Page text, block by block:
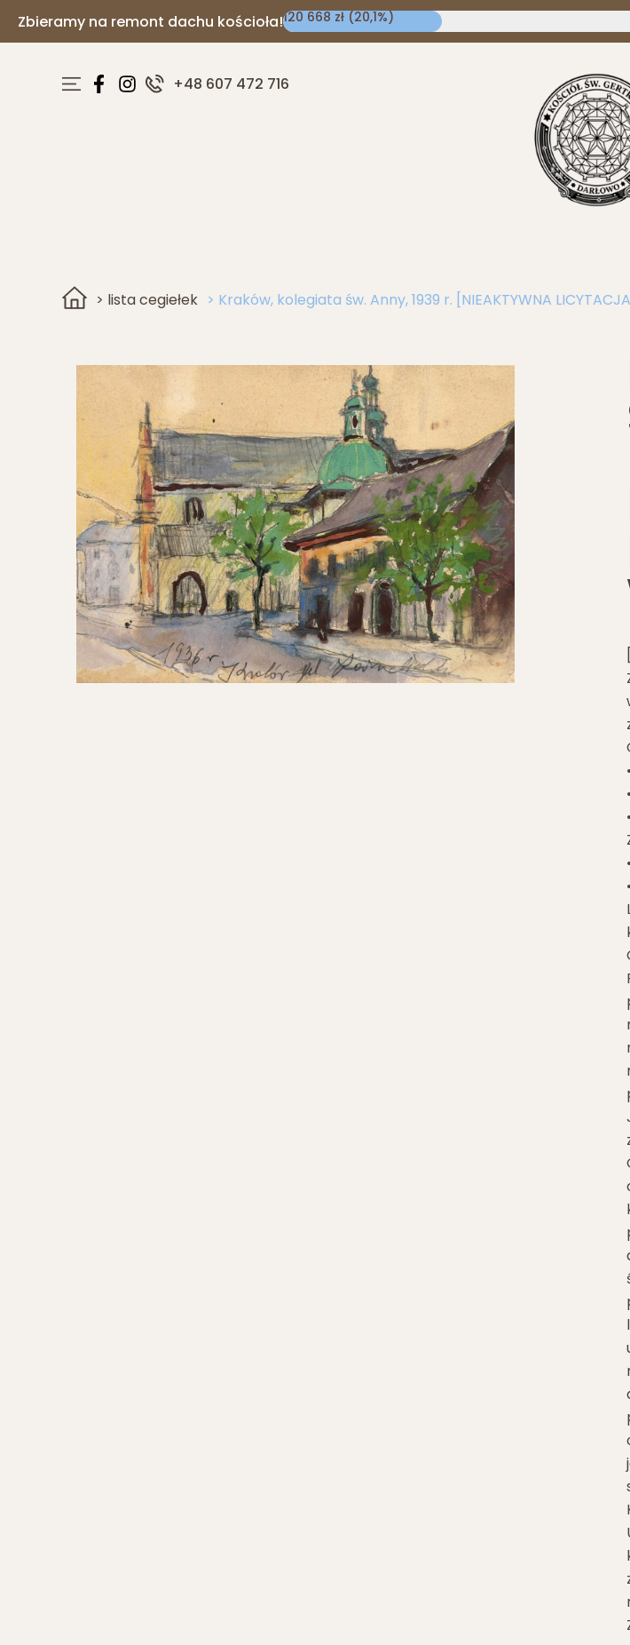
Zbieramy na remont dachu kościoła!120 668 zł (20,1%)
+48 607 472 716
> lista cegiełek > Kraków, kolegiata św. Anny, 1939 r. [NIEAKTYWNA